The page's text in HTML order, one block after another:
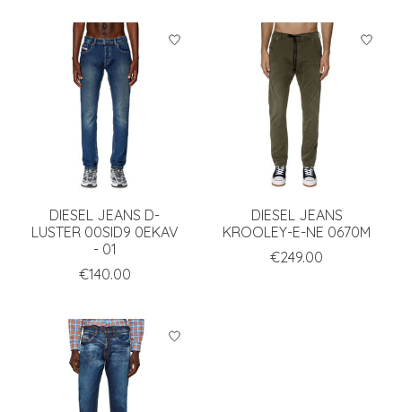
DIESEL JEANS D-
LUSTER 00SID9 0EKAV
- 01
€140.00
DIESEL JEANS
KROOLEY-E-NE 0670M
€249.00